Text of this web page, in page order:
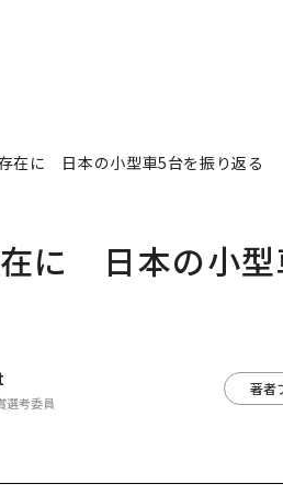
在に 日本の小型車5台を振り返る
に 日本の小型
選考委員
著者